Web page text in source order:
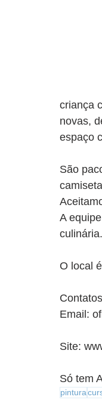
criança
novas,
espaço
São
A
culinária.
O local
Email:
Site:
Só tem
pintura